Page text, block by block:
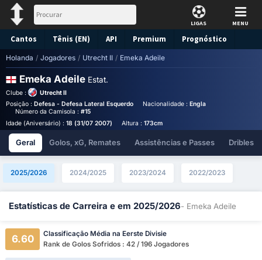
LIGAS MENU
Cantos Tênis (EN) API Premium Prognóstico
Holanda / Jogadores / Utrecht II / Emeka Adeile
Emeka Adeile Estat.
Clube :
Utrecht II
Posição : Defesa - Defesa Lateral Esquerdo Nacionalidade : England
Número da Camisola : #15
Idade (Aniversário) : 18 (31/07 2007) Altura : 173cm
Geral Golos, xG, Remates Assistências e Passes Dribles
2025/2026 2024/2025 2023/2024 2022/2023
Estatísticas de Carreira e em 2025/2026- Emeka Adeile
6.60
Classificação Média na Eerste Divisie
Rank de Golos Sofridos : 42 / 196 Jogadores